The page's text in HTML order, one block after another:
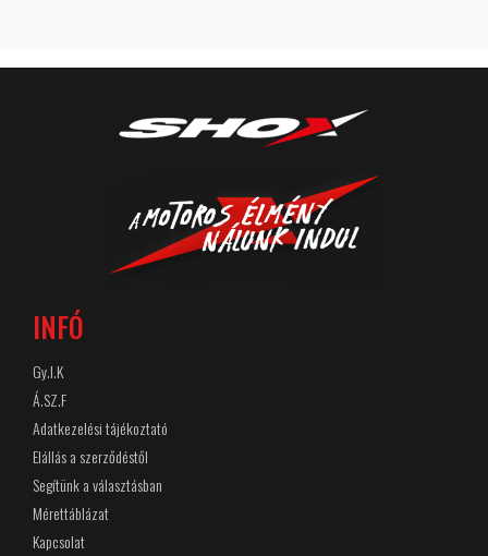
INFÓ
Gy.I.K
Á.SZ.F
Adatkezelési tájékoztató
Elállás a szerződéstől
Segítünk a választásban
Mérettáblázat
Kapcsolat